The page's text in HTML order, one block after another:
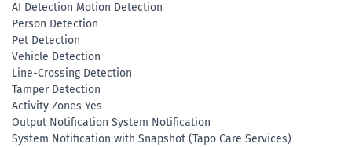
AI Detection Motion Detection
Person Detection
Pet Detection
Vehicle Detection
Line-Crossing Detection
Tamper Detection
Activity Zones Yes
Output Notification System Notification
System Notification with Snapshot (Tapo Care Services)